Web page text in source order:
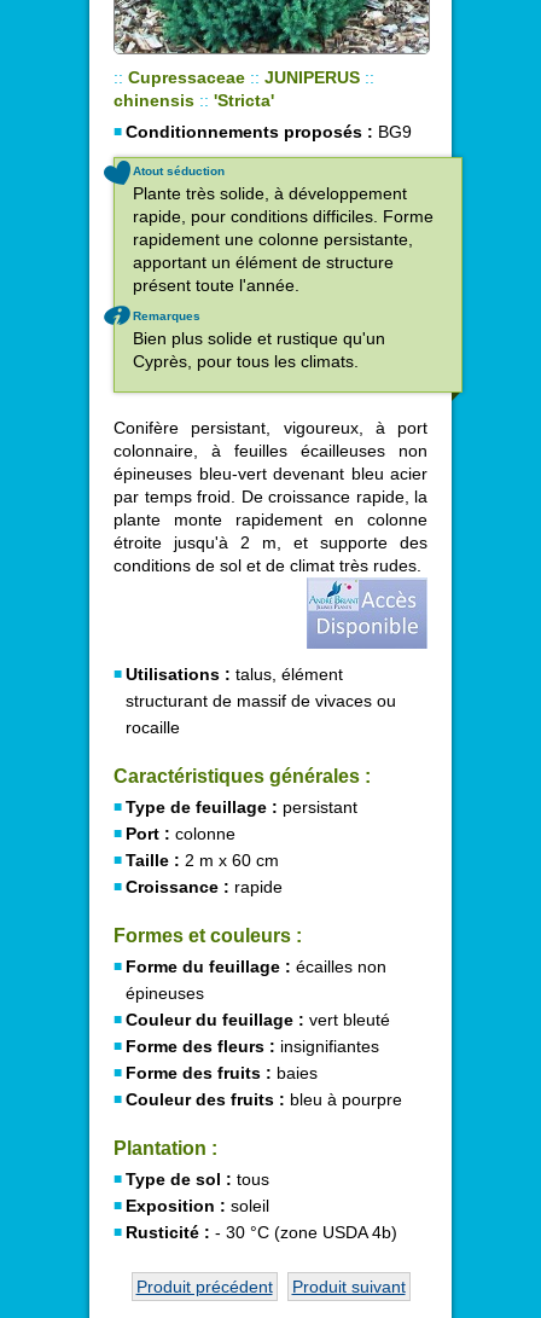
:: Cupressaceae :: JUNIPERUS ::
chinensis :: 'Stricta'
Conditionnements proposés : BG9
Atout séduction
Plante très solide, à développement
rapide, pour conditions difficiles. Forme
rapidement une colonne persistante,
apportant un élément de structure
présent toute l'année.
Remarques
Bien plus solide et rustique qu'un
Cyprès, pour tous les climats.
Conifère persistant, vigoureux, à port
colonnaire, à feuilles écailleuses non
épineuses bleu-vert devenant bleu acier
par temps froid. De croissance rapide, la
plante monte rapidement en colonne
étroite jusqu'à 2 m, et supporte des
conditions de sol et de climat très rudes.
Utilisations : talus, élément
structurant de massif de vivaces ou
rocaille
Caractéristiques générales :
Type de feuillage : persistant
Port : colonne
Taille : 2 m x 60 cm
Croissance : rapide
Formes et couleurs :
Forme du feuillage : écailles non
épineuses
Couleur du feuillage : vert bleuté
Forme des fleurs : insignifiantes
Forme des fruits : baies
Couleur des fruits : bleu à pourpre
Plantation :
Type de sol : tous
Exposition : soleil
Rusticité : - 30 °C (zone USDA 4b)
Produit précédent Produit suivant